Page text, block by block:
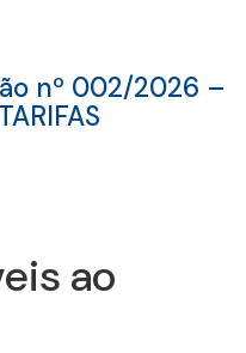
nº 002/2026 –
ao